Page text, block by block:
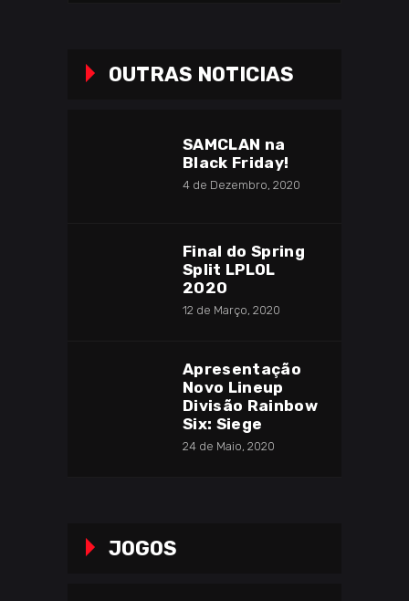
OUTRAS NOTICIAS
SAMCLAN na
Black Friday!
4 de Dezembro, 2020
Final do Spring
Split LPLOL
2020
12 de Março, 2020
Apresentação
Novo Lineup
Divisão Rainbow
Six: Siege
24 de Maio, 2020
JOGOS